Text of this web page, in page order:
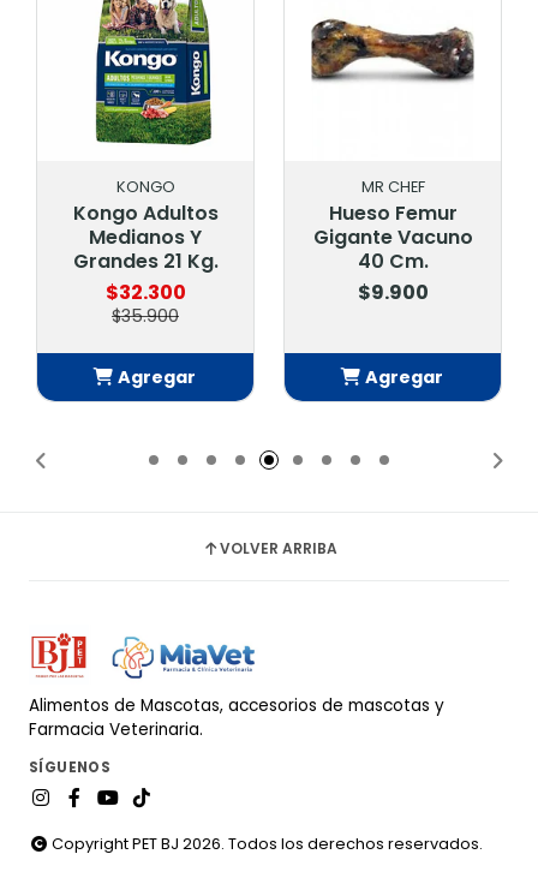
KONGO
Kongo Adultos
Medianos Y
Grandes 21 Kg.
$32.300
$35.900
Agregar
MR CHEF
Hueso Femur
Gigante Vacuno
40 Cm.
$9.900
Agregar
VOLVER ARRIBA
Alimentos de Mascotas, accesorios de mascotas y
Farmacia Veterinaria.
SÍGUENOS
Copyright PET BJ 2026. Todos los derechos reservados.